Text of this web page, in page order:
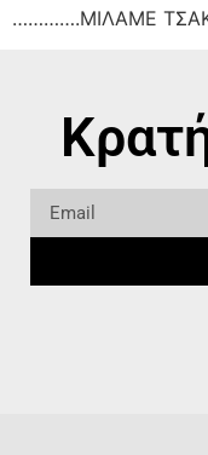
………….ΜΙΛΑΜΕ